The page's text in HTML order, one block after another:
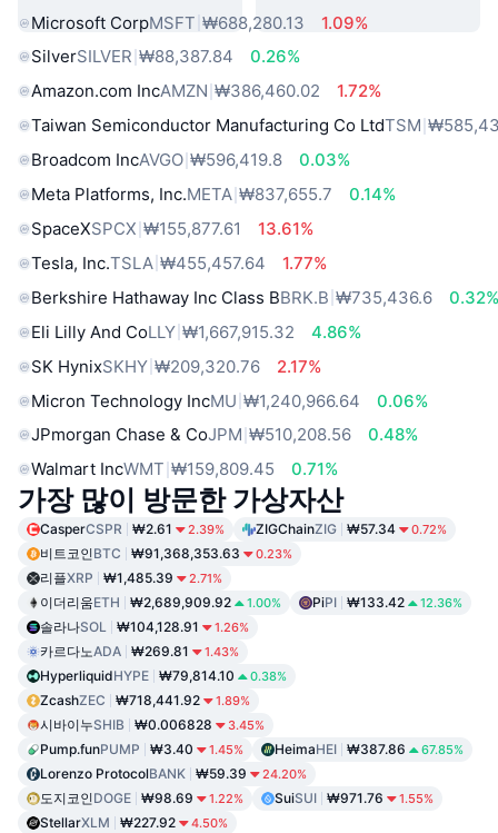
Microsoft CorpMSFT ₩688,280.13
1.09%
SilverSILVER ₩88,387.84
0.26%
Amazon.com IncAMZN ₩386,460.02
1.72%
Taiwan Semiconductor Manufacturing Co LtdTSM
Broadcom IncAVGO ₩596,419.8
0.03%
Meta Platforms, Inc.META ₩837,655.7
0.14%
SpaceXSPCX ₩155,877.61
13.61%
Tesla, Inc.TSLA ₩455,457.64
1.77%
Berkshire Hathaway Inc Class BBRK.B ₩735,436.6
Eli Lilly And CoLLY ₩1,667,915.32
4.86%
SK HynixSKHY ₩209,320.76
2.17%
Micron Technology IncMU ₩1,240,966.64
0.06%
JPmorgan Chase & CoJPM ₩510,208.56
0.48%
Walmart IncWMT ₩159,809.45 0.71%
가장 많이 방문한 가상자산
CasperCSPR ₩2.61 2.39% ZIGChainZIG ₩57.34 0.72%
비트코인BTC ₩91,368,353.63 0.23%
리플XRP ₩1,485.39 2.71%
이더리움ETH ₩2,689,909.92 1.00% PiPI ₩133.42 12.36%
솔라나SOL ₩104,128.91 1.26%
카르다노ADA ₩269.81 1.43%
HyperliquidHYPE ₩79,814.10 0.38%
ZcashZEC ₩718,441.92 1.89%
시바이누SHIB ₩0.006828 3.45%
Pump.funPUMP ₩3.40 1.45% HeimaHEI ₩387.86 67.85%
Lorenzo ProtocolBANK ₩59.39 24.20%
도지코인DOGE ₩98.69 1.22% SuiSUI ₩971.76 1.55%
StellarXLM ₩227.92 4.50%